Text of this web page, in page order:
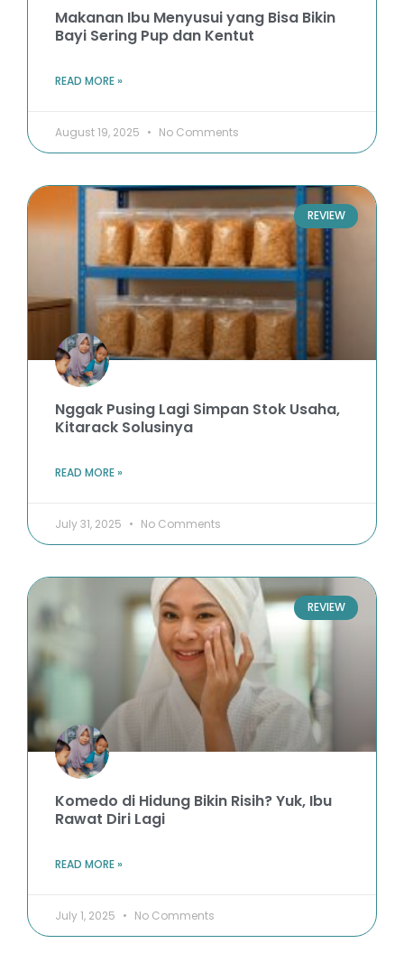
Makanan Ibu Menyusui yang Bisa Bikin
Bayi Sering Pup dan Kentut
READ MORE »
August 19, 2025 No Comments
REVIEW
Nggak Pusing Lagi Simpan Stok Usaha,
Kitarack Solusinya
READ MORE »
July 31, 2025 No Comments
REVIEW
Komedo di Hidung Bikin Risih? Yuk, Ibu
Rawat Diri Lagi
READ MORE »
July 1, 2025 No Comments